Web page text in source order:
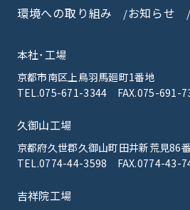
環境への取り組み
お知らせ
本社･工場
京都市南区上鳥羽馬廻町1番地
TEL.075-671-3344 FAX.075-691-
久御山工場
京都府久世郡久御山町田井新荒見86
TEL.0774-44-3598 FAX.0774-43-
吉祥院工場